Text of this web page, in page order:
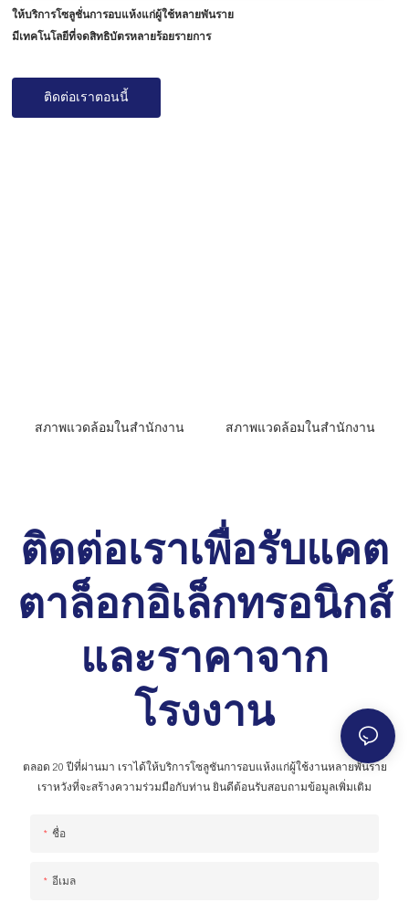
ให้บริการโซลูชั่นการอบแห้งแก่ผู้ใช้หลายพันราย
มีเทคโนโลยีที่จดสิทธิบัตรหลายร้อยรายการ
ติดต่อเราตอนนี้
สภาพแวดล้อมในสำนักงาน สภาพแวดล้อมในสำนักงาน
ติดต่อเราเพื่อรับแคต
ตาล็อกอิเล็กทรอนิกส์
และราคาจาก
โรงงาน
ตลอด 20 ปีที่ผ่านมา เราได้ให้บริการโซลูชันการอบแห้งแก่ผู้ใช้งานหลายพันราย
เราหวังที่จะสร้างความร่วมมือกับท่าน ยินดีต้อนรับสอบถามข้อมูลเพิ่มเติม
ชื่อ
อีเมล